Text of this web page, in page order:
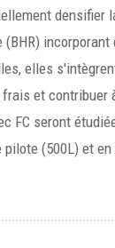
densifier
elles
et
FC seront
pilote (500L) et